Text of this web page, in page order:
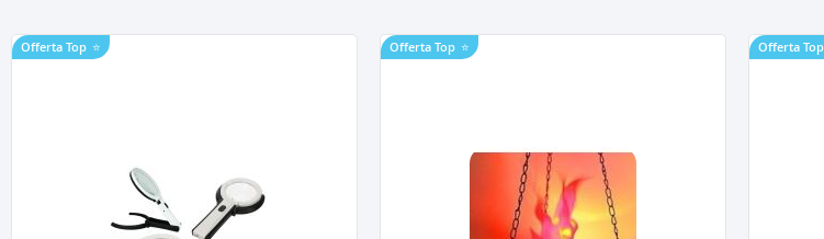
Offerta Top ⭐ Offerta Top ⭐ Offerta Top